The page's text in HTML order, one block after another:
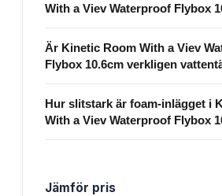
With a Viev Waterproof Flybox
Är Kinetic Room With a Viev
Flybox 10.6cm verkligen
Hur slitstark är foam-inlägget i
With a Viev Waterproof Flybox
Jämför pris